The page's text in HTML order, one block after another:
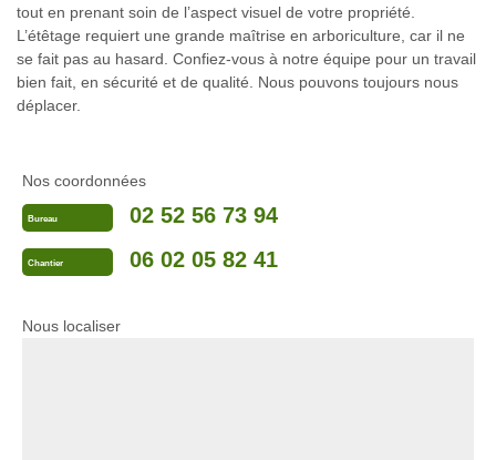
tout en prenant soin de l’aspect visuel de votre propriété.
L’étêtage requiert une grande maîtrise en arboriculture, car il ne
se fait pas au hasard. Confiez-vous à notre équipe pour un travail
bien fait, en sécurité et de qualité. Nous pouvons toujours nous
déplacer.
Nos coordonnées
Bureau 02 52 56 73 94
Chantier 06 02 05 82 41
Nous localiser